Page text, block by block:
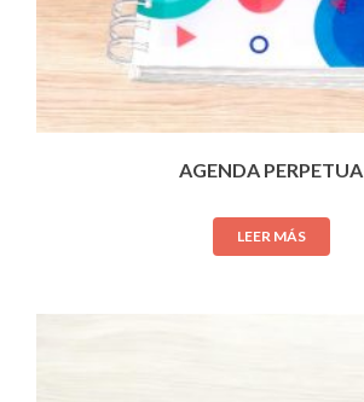
AGENDA PERPETUA
LEER MÁS